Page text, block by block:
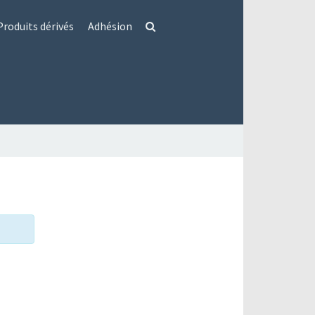
dérivés Adhésion